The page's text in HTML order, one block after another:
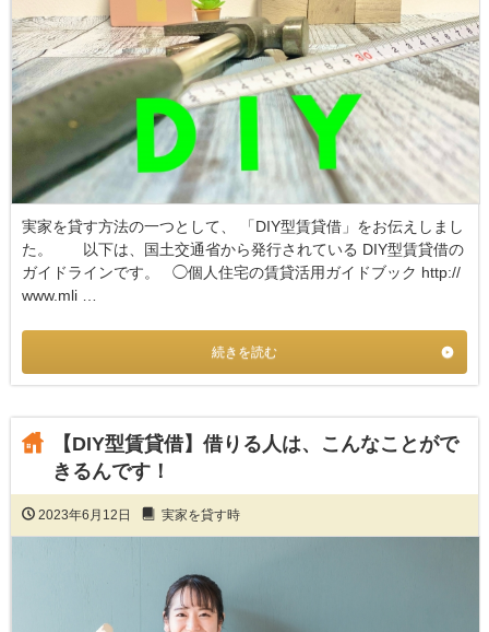
実家を貸す方法の一つとして、 「DIY型賃貸借」をお伝えしまし
た。 以下は、国土交通省から発行されている DIY型賃貸借の
ガイドラインです。 ◯個人住宅の賃貸活用ガイドブック http://
www.mli …
続きを読む
【DIY型賃貸借】借りる人は、こんなことがで
きるんです！
2023年6月12日 実家を貸す時